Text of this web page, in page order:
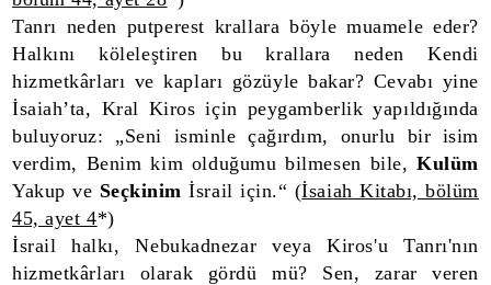
Tanrı neden putperest krallara böyle muamele eder?
Halkını köleleştiren bu krallara neden Kendi
hizmetkârları ve kapları gözüyle bakar? Cevabı yine
İsaiah’ta, Kral Kiros için peygamberlik yapıldığında
buluyoruz: „Seni isminle çağırdım, onurlu bir isim
verdim, Benim kim olduğumu bilmesen bile,Kulüm
Yakup ve Seçkinim İsrail için.“ (İsaiah Kitabı, bölüm
45, ayet 4*)
İsrail halkı, Nebukadnezar veya Kiros'u Tanrı'nın
hizmetkârları olarak gördü mü? Sen, zarar veren